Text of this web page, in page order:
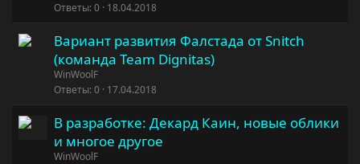
Ответы 0 18.04.2018
Вариант развития Фалстада от Snitch
(команда Team Dignitas)
WinWoolF
Ответы 0 17.04.2018
В разработке: Декард Каин, новые облики
и многое другое
WinWoolF